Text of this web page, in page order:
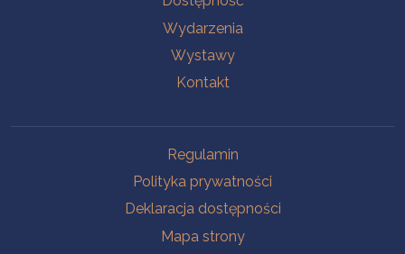
Wydarzenia
Wystawy
Kontakt
Regulamin
Polityka prywatności
Deklaracja dostępności
Mapa strony